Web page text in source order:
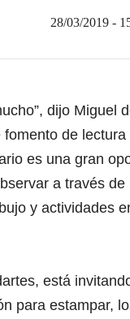
28/03/2019 -
dijo Miguel
de lectura
es una gran
a través de
y actividades
está
para estampar,